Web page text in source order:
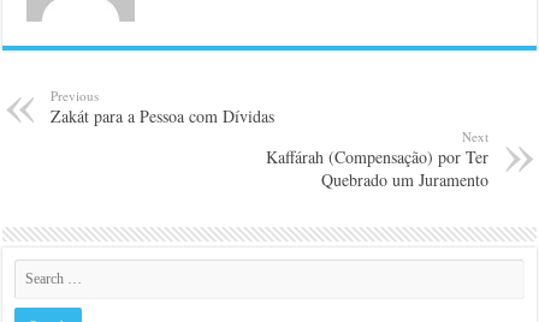
Previous
Zakát para a Pessoa com Dívidas
Next
Kaffárah (Compensação) por Ter
Quebrado um Juramento